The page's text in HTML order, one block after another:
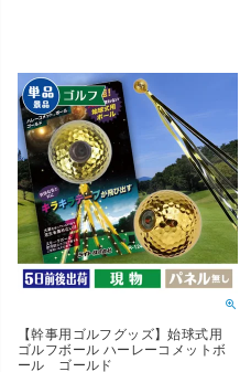
【幹事用ゴルフグッズ】始球式用
ゴルフボール ハーレーコメットボ
ール ゴールド